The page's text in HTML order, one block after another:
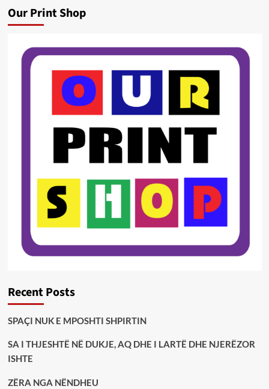
Our Print Shop
Recent Posts
SPAÇI NUK E MPOSHTI SHPIRTIN
SA I THJESHTË NË DUKJE, AQ DHE I LARTË DHE NJERËZOR
ISHTE
ZËRA NGA NËNDHEU